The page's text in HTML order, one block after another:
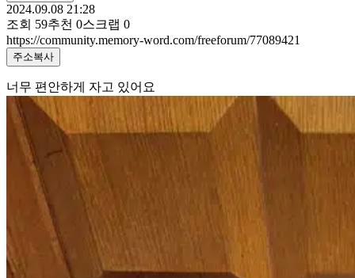
2024.09.08 21:28
조회 59추천 0스크랩 0
https://community.memory-word.com/freeforum/77089421
주소복사
너무 편안하게 자고 있어요